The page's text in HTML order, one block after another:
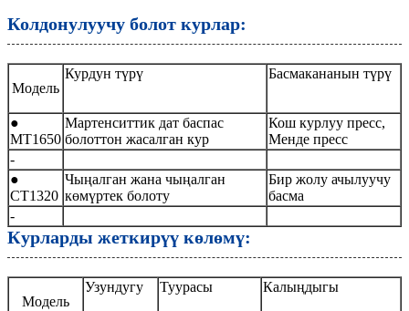
Колдонулуучу болот курлар:
Модель
Курдун түрү Басмакананын түрү
●
MT1650
Мартенситтик дат баспас
болоттон жасалган кур
Кош курлуу пресс,
Менде пресс
-
●
CT1320
Чыңалган жана чыңалган
көмүртек болоту
Бир жолу ачылуучу
басма
-
Курларды жеткирүү көлөмү:
Модель
Узундугу Туурасы Калыңдыгы